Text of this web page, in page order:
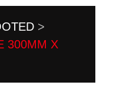
>
300MM X